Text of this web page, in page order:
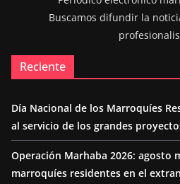
Buscamos difundir la
Reciente
Día Nacional de los Marroquíes
al servicio de los grandes
Operación Marhaba 2026: agosto
marroquíes residentes en el